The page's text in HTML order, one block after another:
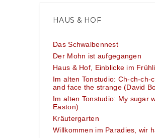
HAUS & HOF
Das Schwalbennest
Der Mohn ist aufgegangen
Haus & Hof, Einblicke im
Im alten Tonstudio: Ch-ch-ch-
and face the strange (David
Im alten Tonstudio: My sugar
Easton)
Kräutergarten
Willkommen im Paradies, wir